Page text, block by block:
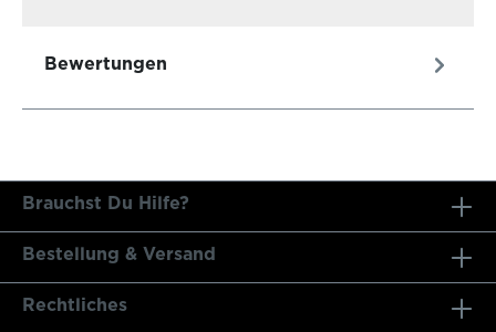
Bewertungen
Brauchst Du Hilfe?
Bestellung & Versand
Rechtliches